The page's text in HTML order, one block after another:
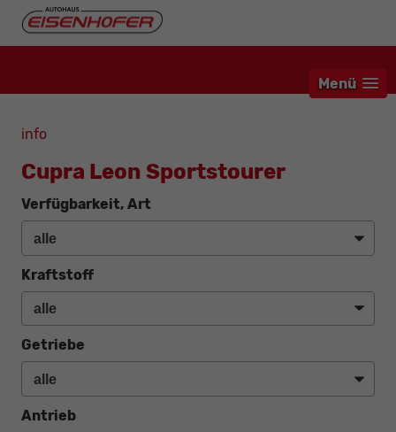
Menü
info
Cupra Leon Sportstourer
Verfügbarkeit, Art
Kraftstoff
Getriebe
Antrieb